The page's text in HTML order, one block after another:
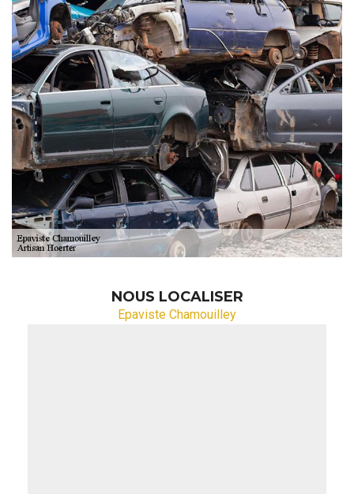
NOUS LOCALISER
Epaviste Chamouilley